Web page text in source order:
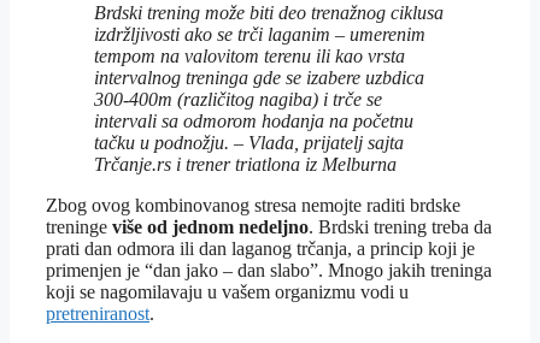
Brdski trening može biti deo trenažnog ciklusa
izdržljivosti ako se trči laganim – umerenim
tempom na valovitom terenu ili kao vrsta
intervalnog treninga gde se izabere uzbdica
300-400m (različitog nagiba) i trče se
intervali sa odmorom hodanja na početnu
tačku u podnožju. – Vlada, prijatelj sajta
Trčanje.rs i trener triatlona iz Melburna
Zbog ovog kombinovanog stresa nemojte raditi brdske
treninge više od jednom nedeljno. Brdski trening treba da
prati dan odmora ili dan laganog trčanja, a princip koji je
primenjen je “dan jako – dan slabo”. Mnogo jakih treninga
koji se nagomilavaju u vašem organizmu vodi u
pretreniranost.